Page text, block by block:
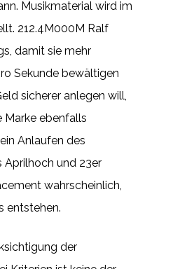
Musikmaterial wird im
212.4M000M Ralf
damit sie mehr
Sekunde bewältigen
sicherer anlegen will,
Marke ebenfalls
Anlaufen des
Aprilhoch und 23er
wahrscheinlich,
entstehen.
der